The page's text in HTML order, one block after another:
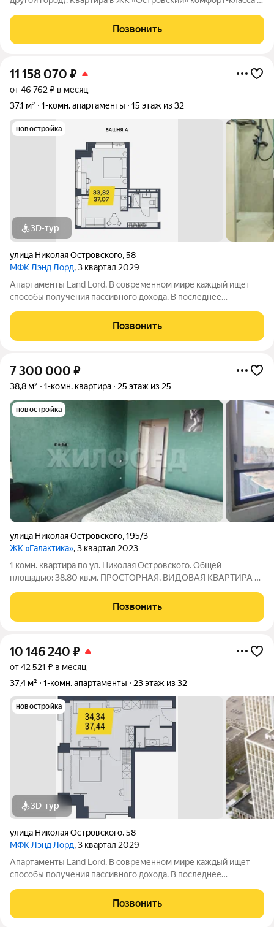
вся техника, мебель, текстиль, вплоть ло посуды. Локация
идеальна: в шаговой
Позвонить
11 158 070 ₽
от 46 762 ₽ в месяц
37,1 м²
1-комн. апартаменты 15 этаж из 32
новостройка
3D-тур
улица Николая Островского,58
МФК Лэнд Лорд, 3 квартал 2029
Апартаменты Land Lord. В современном мире каждый ищет
способы получения пассивного дохода. В последнее
доходных инвестиций стали апартаменты и другая
коммерческая недвижимость. Проект
Позвонить
7 300 000 ₽
38,8 м² 1-комн. квартира 25 этаж из 25
новостройка
улица Николая Островского,195/3
ЖК «Галактика», 3 квартал 2023
1 комн. квартира по ул. Николая Островского. Общей
площадью: 38.80 кв.м. ПРОСТОРНАЯ, ВИДОВАЯ КВАРТИРА В
просторная кухня 13,3 кв.м., комната с гардеробной. Сделан
ремонт в сан.узле, душевая кабина,
Позвонить
10 146 240 ₽
от 42 521 ₽ в месяц
37,4 м²
1-комн. апартаменты 23 этаж из 32
новостройка
3D-тур
улица Николая Островского,58
МФК Лэнд Лорд, 3 квартал 2029
Апартаменты Land Lord. В современном мире каждый ищет
способы получения пассивного дохода. В последнее
доходных инвестиций стали апартаменты и другая
коммерческая недвижимость. Проект
Позвонить